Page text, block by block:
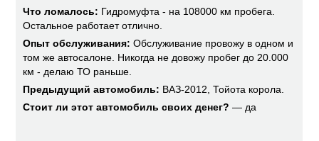
Что ломалось: Гидромуфта - на 108000 км пробега.
Остальное работает отлично.
Опыт обслуживания: Обслуживание провожу в одном и
том же автосалоне. Никогда не довожу пробег до 20.000
км - делаю ТО раньше.
Предыдущий автомобиль: ВАЗ-2012, Тойота корола.
Стоит ли этот автомобиль своих денег? — да